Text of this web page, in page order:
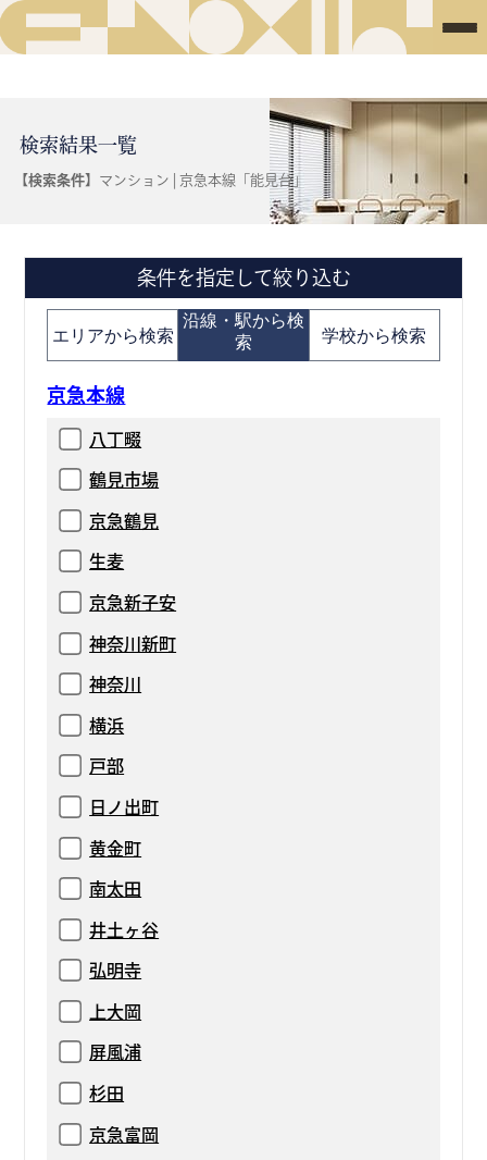
検索結果一覧
【検索条件】 マンション | 京急本線「能見台」
条件を指定して絞り込む
エリアから検索
沿線・駅から検
索
学校から検索
京急本線
八丁畷
鶴見市場
京急鶴見
生麦
京急新子安
神奈川新町
神奈川
横浜
戸部
日ノ出町
黄金町
南太田
井土ヶ谷
弘明寺
上大岡
屏風浦
杉田
京急富岡